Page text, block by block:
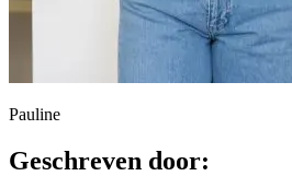
Pauline
Geschreven door: